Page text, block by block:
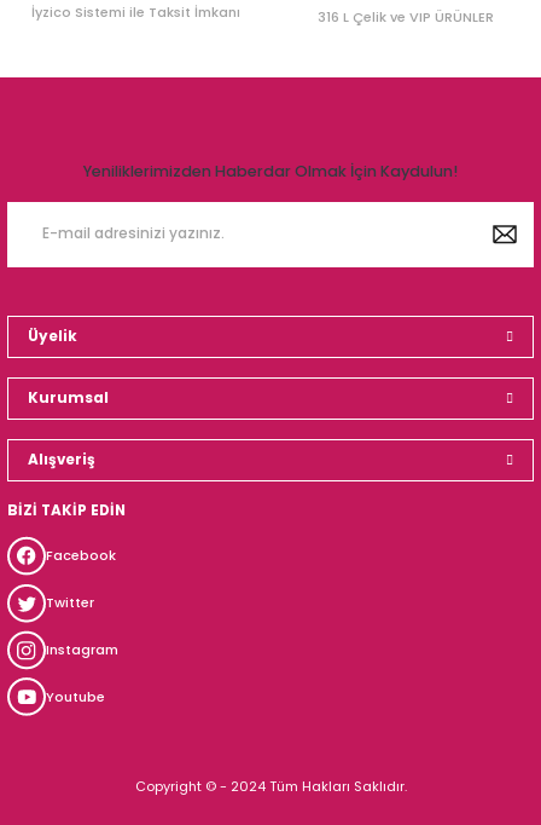
İyzico Sistemi ile Taksit İmkanı
316 L Çelik ve VIP ÜRÜNLER
Yeniliklerimizden Haberdar Olmak İçin Kaydulun!
Üyelik
Kurumsal
Alışveriş
BİZİ TAKİP EDİN
Facebook
Twitter
Instagram
Youtube
Copyright © - 2024 Tüm Hakları Saklıdır.